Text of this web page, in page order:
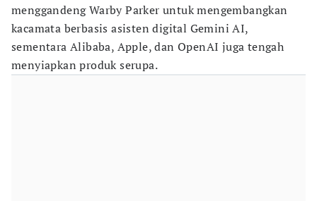
menggandeng Warby Parker untuk mengembangkan
kacamata berbasis asisten digital Gemini AI,
sementara Alibaba, Apple, dan OpenAI juga tengah
menyiapkan produk serupa.